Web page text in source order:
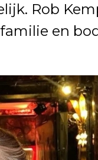
Rob
en